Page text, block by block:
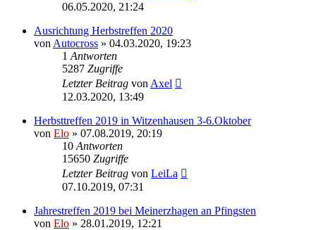
06.05.2020, 21:24
Ausrichtung Herbstreffen 2020
von Autocross » 04.03.2020, 19:23
1 Antworten
5287 Zugriffe
Letzter Beitrag von Axel
12.03.2020, 13:49
Herbsttreffen 2019 in Witzenhausen 3-6.Oktober
von Elo » 07.08.2019, 20:19
10 Antworten
15650 Zugriffe
Letzter Beitrag von LeiLa
07.10.2019, 07:31
Jahrestreffen 2019 bei Meinerzhagen an Pfingsten
von Elo » 28.01.2019, 12:21